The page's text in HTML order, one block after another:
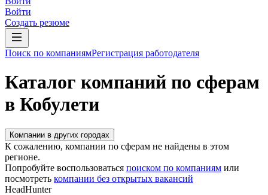
Войти
Создать резюме
Поиск по компаниямРегистрация работодателя
Каталог компаний по сферам
в Кобулети
Компании в других городах
К сожалению, компании по сферам не найдены в этом
регионе.
Попробуйте воспользоваться поиском по компаниям или
посмотреть компании без открытых вакансий
HeadHunter